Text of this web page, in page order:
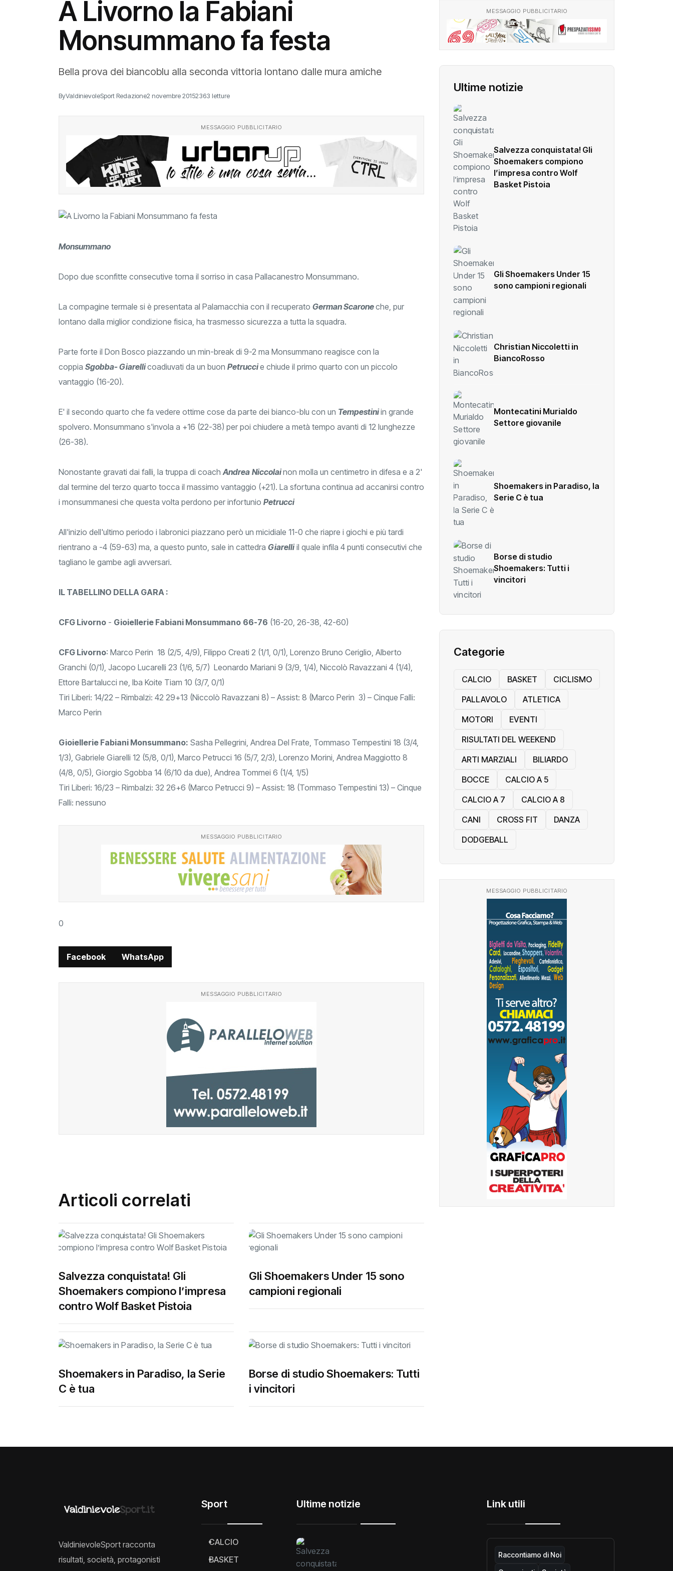
A Livorno la Fabiani
Monsummano fa festa
Bella prova dei biancoblu alla seconda vittoria lontano dalle mura amiche
ByValdinievoleSport Redazione2 novembre 20152363 letture
MESSAGGIO PUBBLICITARIO
Monsummano
Dopo due sconfitte consecutive torna il sorriso in casa Pallacanestro Monsummano.
La compagine termale si è presentata al Palamacchia con il recuperato German Scaroneche, pur
lontano dalla miglior condizione fisica, ha trasmesso sicurezza a tutta la squadra.
Parte forte il Don Bosco piazzando un min-break di 9-2 ma Monsummano reagisce con la
coppia Sgobba- Giarellicoadiuvati da un buon Petruccie chiude il primo quarto con un piccolo
vantaggio (16-20).
E' il secondo quarto che fa vedere ottime cose da parte dei bianco-blu con un Tempestiniin grande
spolvero. Monsummano s'invola a +16 (22-38) per poi chiudere a metà tempo avanti di 12 lunghezze
(26-38).
Nonostante gravati dai falli, la truppa di coachAndrea Niccolainon molla un centimetro in difesa e a 2'
dal termine del terzo quarto tocca il massimo vantaggio (+21). La sfortuna continua ad accanirsi contro
i monsummanesi che questa volta perdono per infortunio Petrucci
All'inizio dell'ultimo periodo i labronici piazzano però un micidiale 11-0 che riapre i giochi e più tardi
rientrano a -4 (59-63) ma, a questo punto, sale in cattedra Giarelliil quale infila 4 punti consecutivi che
tagliano le gambe agli avversari.
IL TABELLINO DELLA GARA :
CFG Livorno - Gioiellerie Fabiani Monsummano 66-76 (16-20, 26-38, 42-60)
CFG Livorno: Marco Perin 18 (2/5, 4/9), Filippo Creati 2 (1/1, 0/1), Lorenzo Bruno Ceriglio, Alberto
Granchi (0/1), Jacopo Lucarelli 23 (1/6, 5/7) Leonardo Mariani 9 (3/9, 1/4), Niccolò Ravazzani 4 (1/4),
Ettore Bartalucci ne, Iba Koite Tiam 10 (3/7, 0/1)
Tiri Liberi: 14/22 – Rimbalzi: 42 29+13 (Niccolò Ravazzani 8) – Assist: 8 (Marco Perin 3) – Cinque Falli:
Marco Perin
Gioiellerie Fabiani Monsummano: Sasha Pellegrini, Andrea Del Frate, Tommaso Tempestini 18 (3/4,
1/3), Gabriele Giarelli 12 (5/8, 0/1), Marco Petrucci 16 (5/7, 2/3), Lorenzo Morini, Andrea Maggiotto 8
(4/8, 0/5), Giorgio Sgobba 14 (6/10 da due), Andrea Tommei 6 (1/4, 1/5)
Tiri Liberi: 16/23 – Rimbalzi: 32 26+6 (Marco Petrucci 9) – Assist: 18 (Tommaso Tempestini 13) – Cinque
Falli: nessuno
MESSAGGIO PUBBLICITARIO
0
Facebook WhatsApp
MESSAGGIO PUBBLICITARIO
Articoli correlati
Salvezza conquistata! Gli
Shoemakers compiono l’impresa
contro Wolf Basket Pistoia
Gli Shoemakers Under 15 sono
campioni regionali
Shoemakers in Paradiso, la Serie
C è tua
Borse di studio Shoemakers: Tutti
i vincitori
MESSAGGIO PUBBLICITARIO
Ultime notizie
Salvezza conquistata! Gli
Shoemakers compiono
l’impresa contro Wolf
Basket Pistoia
Gli Shoemakers Under 15
sono campioni regionali
Christian Niccoletti in
BiancoRosso
Montecatini Murialdo
Settore giovanile
Shoemakers in Paradiso, la
Serie C è tua
Borse di studio
Shoemakers: Tutti i
vincitori
Categorie
CALCIO BASKET
CICLISMO
PALLAVOLO
ATLETICA
MOTORI
EVENTI
RISULTATI DEL WEEKEND
ARTI MARZIALI
BILIARDO
BOCCE
CALCIO A 5
CALCIO A 7
CALCIO A 8
CANI
CROSS FIT
DANZA
DODGEBALL
MESSAGGIO PUBBLICITARIO
ValdinievoleSport racconta
risultati, società, protagonisti
Sport
CALCIO
BASKET
Ultime notizie Link utili
Raccontiamo di Noi